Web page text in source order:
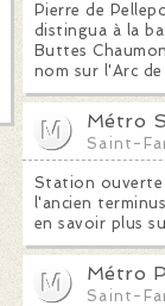
Pierre de
distingua à la
Buttes
nom sur l'Arc
Métro
Saint-
Station ouverte
l'ancien
en savoir plus
Métro
Saint-